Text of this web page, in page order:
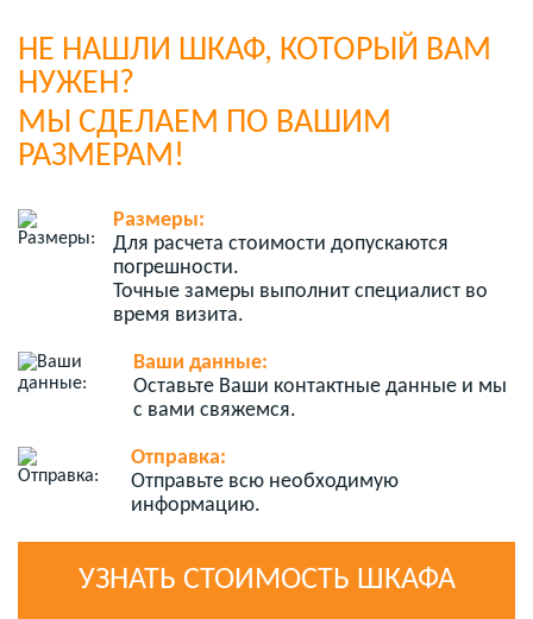
НЕ НАШЛИ ШКАФ, КОТОРЫЙ ВАМ
НУЖЕН?
МЫ СДЕЛАЕМ ПО ВАШИМ
РАЗМЕРАМ!
Размеры:
Для расчета стоимости допускаются
погрешности.
Точные замеры выполнит специалист во
время визита.
Ваши данные:
Оставьте Ваши контактные данные и мы
с вами свяжемся.
Отправка:
Отправьте всю необходимую
информацию.
УЗНАТЬ СТОИМОСТЬ ШКАФА